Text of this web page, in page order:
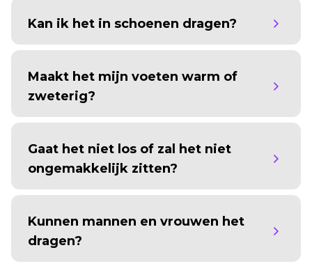
Kan ik het in schoenen dragen?
Maakt het mijn voeten warm of
zweterig?
Gaat het niet los of zal het niet
ongemakkelijk zitten?
Kunnen mannen en vrouwen het
dragen?